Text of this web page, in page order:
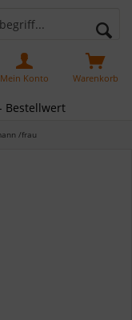
Bestellwert
Warenkorb
Mein Konto
/frau